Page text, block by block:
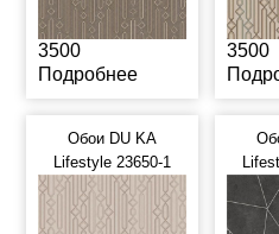
3500
Подробнее
3500
Обои DU KA
Lifestyle 23650-1